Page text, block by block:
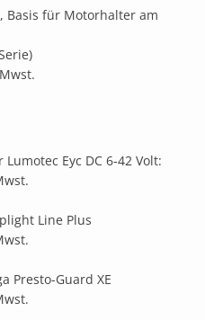
, Basis für Motorhalter am
Eyc DC 6-42 Volt:
Line Plus
Presto-Guard XE